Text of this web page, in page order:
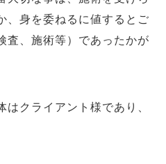
、身を委ねるに値するとご
査、施術等）であったかが
クライアント様であり、